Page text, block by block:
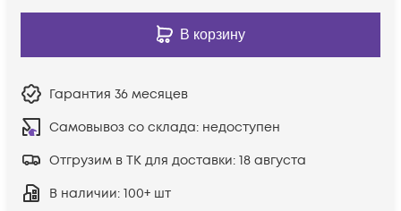
В корзину
Гарантия 36 месяцев
Самовывоз со склада: недоступен
Отгрузим в ТК для доставки: 18 августа
В наличии: 100+ шт